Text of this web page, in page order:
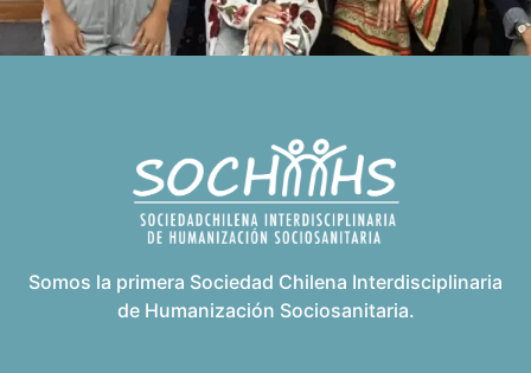
Somos la primera Sociedad Chilena Interdisciplinaria
de Humanización Sociosanitaria.